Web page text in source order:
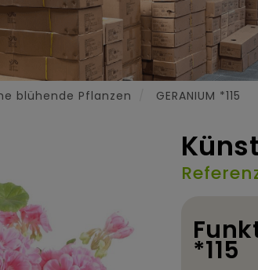
blühende Pflanzen GERANIUM *115
*115